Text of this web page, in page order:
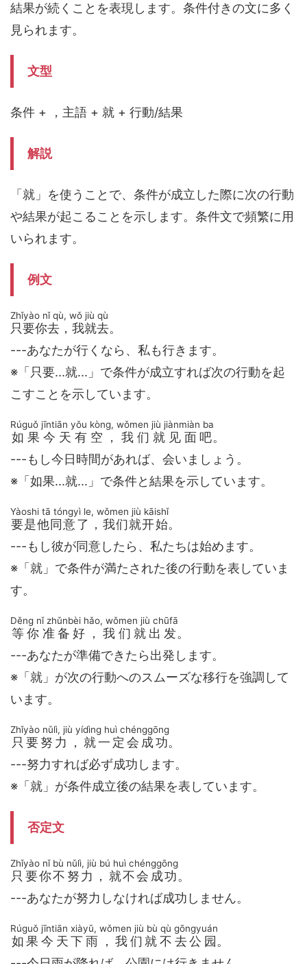
結果が続くことを表現します。条件付きの文に多く
見られます。
文型
条件 + ，主語 + 就 + 行動/結果
解説
「就」を使うことで、条件が成立した際に次の行動
や結果が起こることを示します。条件文で頻繁に用
いられます。
例文
只要你去，我就去
Zhǐyào nǐ qù, wǒ jiù qù
。
---あなたが行くなら、私も行きます。
※「只要...就...」で条件が成立すれば次の行動を起
こすことを示しています。
如果今天有空，我们就见面吧
Rúguǒ jīntiān yǒu kòng, wǒmen jiù jiànmiàn ba
。
---もし今日時間があれば、会いましょう。
※「如果...就...」で条件と結果を示しています。
要是他同意了，我们就开始
Yàoshi tā tóngyì le, wǒmen jiù kāishǐ
。
---もし彼が同意したら、私たちは始めます。
※「就」で条件が満たされた後の行動を表していま
す。
等你准备好，我们就出发
Děng nǐ zhǔnbèi hǎo, wǒmen jiù chūfā
。
---あなたが準備できたら出発します。
※「就」が次の行動へのスムーズな移行を強調して
います。
只要努力，就一定会成功
Zhǐyào nǔlì, jiù yídìng huì chénggōng
。
---努力すれば必ず成功します。
※「就」が条件成立後の結果を表しています。
否定文
只要你不努力，就不会成功
Zhǐyào nǐ bù nǔlì, jiù bú huì chénggōng
。
---あなたが努力しなければ成功しません。
如果今天下雨，我们就不去公园
Rúguǒ jīntiān xiàyǔ, wǒmen jiù bù qù gōngyuán
。